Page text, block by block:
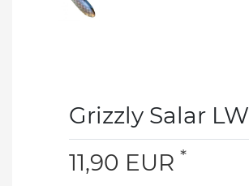
Grizzly Salar LW
11,90 EUR *